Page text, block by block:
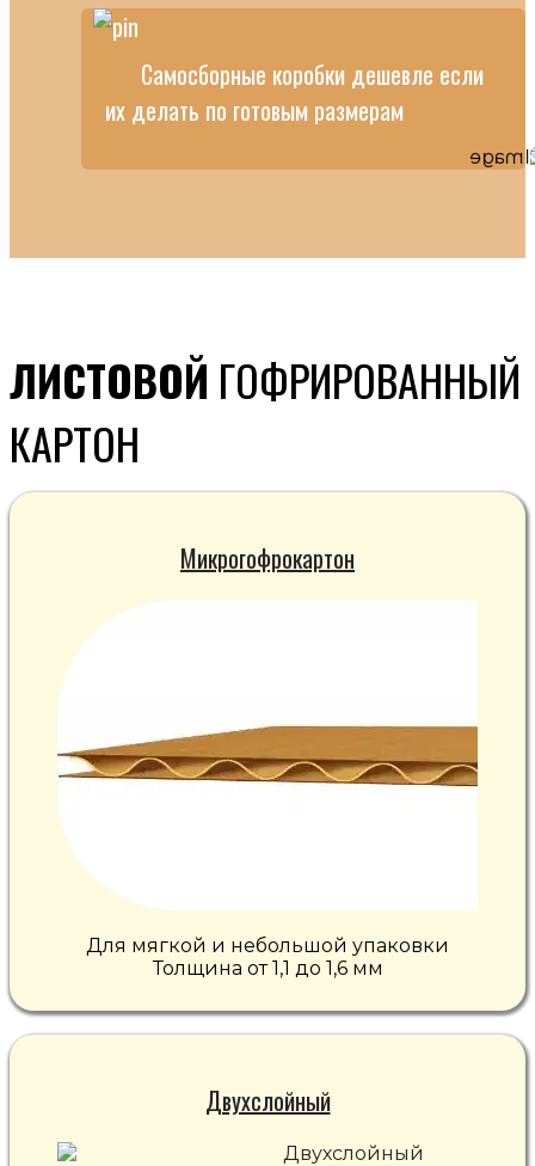
Самосборные коробки дешевле если
их делать по готовым размерам
ЛИСТОВОЙ ГОФРИРОВАННЫЙ
КАРТОН
Микрогофрокартон
Для мягкой и небольшой упаковки
Толщина от 1,1 до 1,6 мм
Двухслойный